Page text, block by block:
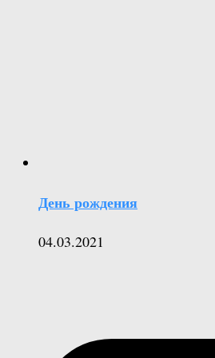
День рождения
04.03.2021